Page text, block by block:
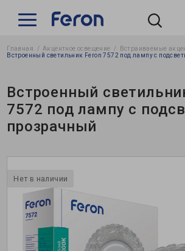
Главная Акцентное освещение
Встраиваемые
Встроенный светильник Feron 7572 под лампу с
Встроенный
7572 под лампу с
прозрачный
Нет в наличии